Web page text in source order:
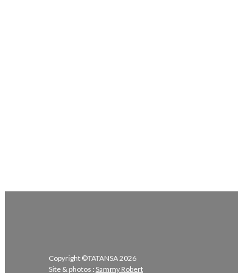
Copyright ©TATANSA 2026
Site & photos : Sammy Robert